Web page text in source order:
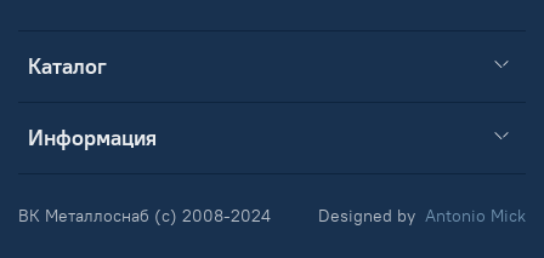
Каталог
Информация
ВК Металлоснаб (c) 2008-2024 Designed by Antonio Mick